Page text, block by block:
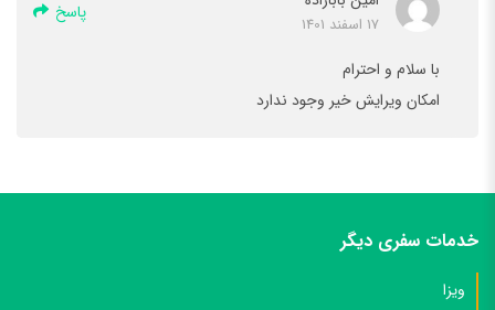
17 اسفند 1401
پاسخ
با سلام و احترام
امکان ویرایش خیر وجود ندارد
خدمات سفری دیگر
ویزا